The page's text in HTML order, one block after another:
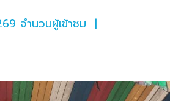
จำนวนผู้เข้าชม |